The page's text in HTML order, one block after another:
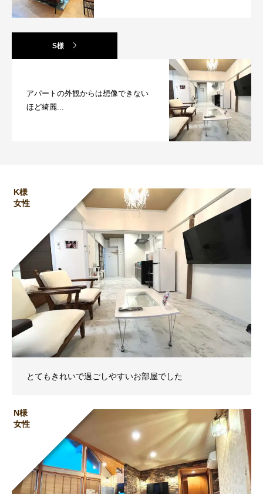
S様
アパートの外観からは想像できない
ほど綺麗...
K様
女性
とてもきれいで過ごしやすいお部屋でした
N様
女性